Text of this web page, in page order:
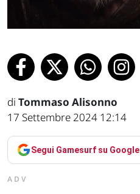
di Tommaso Alisonno
17 Settembre 2024 12:14
Segui Gamesurf su Google
ADV